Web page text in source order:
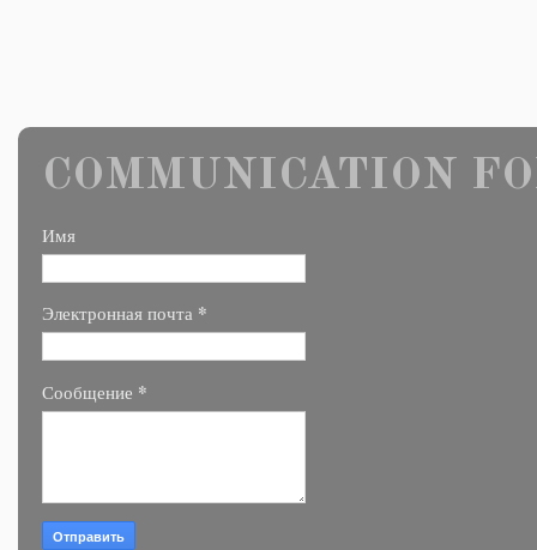
COMMUNICATION
Имя
Электронная почта *
Сообщение *